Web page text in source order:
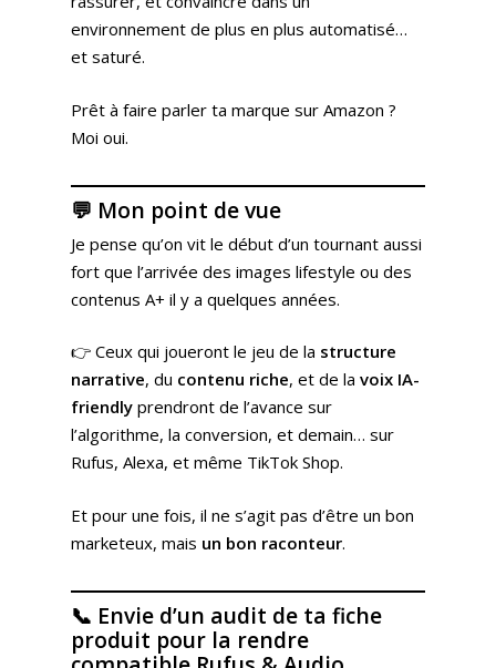
environnement de plus en plus automatisé…
et saturé.
Prêt à faire parler ta marque sur Amazon ?
Moi oui.
💬 Mon point de vue
Je pense qu’on vit le début d’un tournant aussi
fort que l’arrivée des images lifestyle ou des
contenus A+ il y a quelques années.
👉 Ceux qui joueront le jeu de la structure
narrative, du contenu riche, et de la voix IA-
friendly prendront de l’avance sur
l’algorithme, la conversion, et demain… sur
Rufus, Alexa, et même TikTok Shop.
Et pour une fois, il ne s’agit pas d’être un bon
marketeux, mais un bon raconteur.
📞 Envie d’un audit de ta fiche
produit pour la rendre